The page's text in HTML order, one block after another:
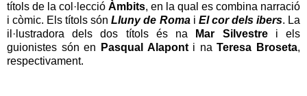
títols de la col·lecció Àmbits, en la qual es combina narració
i còmic. Els títols són Lluny de Romai El cor dels ibers. La
il·lustradora dels dos títols és na
Mar Silvestrei els
guionistes són en
Pasqual Alaponti naTeresa Broseta,
respectivament.